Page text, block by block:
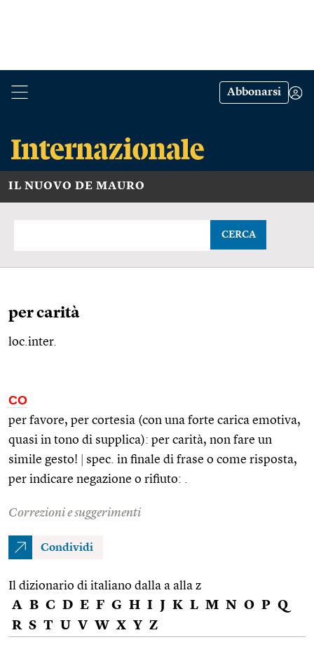
Abbonarsi
IL NUOVO DE MAURO
CERCA
per carità
loc.inter.
CO
per favore, per cortesia (con una forte carica emotiva,
quasi in tono di supplica): per carità, non fare un
simile gesto!
spec. in finale di frase o come risposta,
per indicare negazione o rifiuto:
Correzioni e suggerimenti
Condividi
Il dizionario di italiano dalla a alla z
A B C D E F G H I J K L M N O P Q
R S T U V W X Y Z